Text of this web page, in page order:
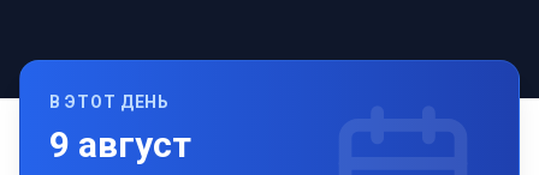
В ЭТОТ ДЕНЬ
9 август